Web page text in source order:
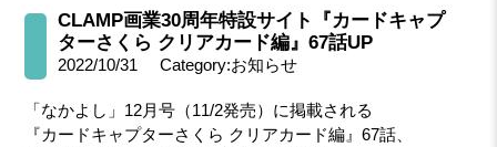
CLAMP画業30周年特設サイト『カードキャプ
ターさくら クリアカード編』67話UP
2022/10/31 Category:お知らせ
「なかよし」12月号（11/2発売）に掲載される
『カードキャプターさくら クリアカード編』67話、